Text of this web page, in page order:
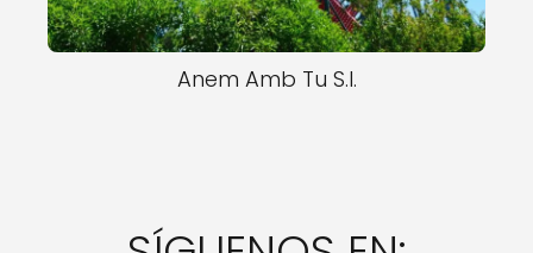
Anem Amb Tu S.l.